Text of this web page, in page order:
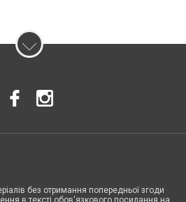
без отримання попередньої згоди
в тексті обов'язкового посилання на